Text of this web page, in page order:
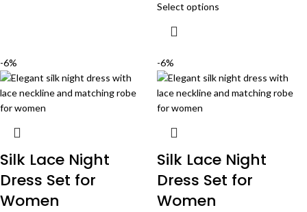
Select options
-6%
Silk Lace Night
Dress Set for
Women
-6%
Silk Lace Night
Dress Set for
Women